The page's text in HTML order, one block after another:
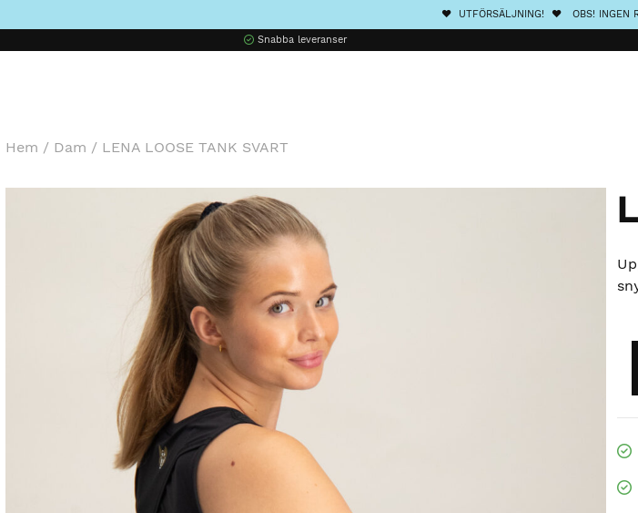
❤️ UTFÖRSÄLJNING! ❤️ OBS! INGEN
Snabba leveranser
Hem / Dam / LENA LOOSE TANK SVART